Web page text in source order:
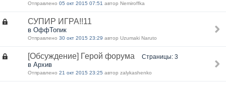
Отправлено 05 окт 2015 07:51 автор Nеmiroffkа
СУПИР ИГРА!!11
в ОффТопик
Отправлено 30 окт 2015 23:29 автор Uzumaki Naruto
[Обсуждение] Герой форума Страницы: 3
в Архив
Отправлено 21 окт 2015 23:25 автор zalykashenko